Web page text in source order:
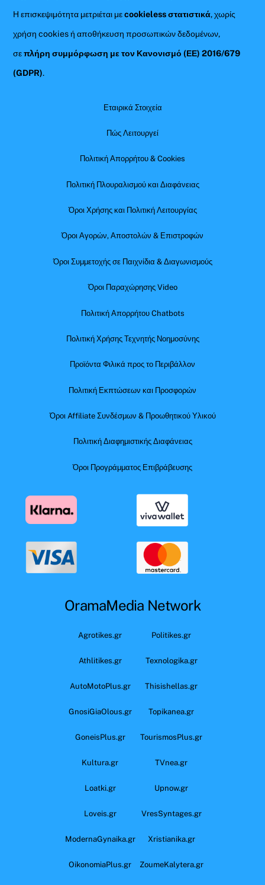
Η επισκεψιμότητα μετριέται μεcookieless στατιστικά, χωρίς
χρήση cookies ή αποθήκευση προσωπικών δεδομένων,
σεπλήρη συμμόρφωση με τον Κανονισμό (ΕΕ) 2016/679
(GDPR).
Εταιρικά Στοιχεία
Πώς Λειτουργεί
Πολιτική Απορρήτου & Cookies
Πολιτική Πλουραλισμού και Διαφάνειας
Όροι Χρήσης και Πολιτική Λειτουργίας
Όροι Αγορών, Αποστολών & Επιστροφών
Όροι Συμμετοχής σε Παιχνίδια & Διαγωνισμούς
Όροι Παραχώρησης Video
Πολιτική Απορρήτου Chatbots
Πολιτική Χρήσης Τεχνητής Νοημοσύνης
Προϊόντα Φιλικά προς το Περιβάλλον
Πολιτική Εκπτώσεων και Προσφορών
Όροι Affiliate Συνδέσμων & Προωθητικού Υλικού
Πολιτική Διαφημιστικής Διαφάνειας
Όροι Προγράμματος Επιβράβευσης
OramaMedia Network
Agrotikes.gr Politikes.gr
Athlitikes.gr Texnologika.gr
AutoMotoPlus.gr Thisishellas.gr
GnosiGiaOlous.gr Topikanea.gr
GoneisPlus.gr TourismosPlus.gr
Kultura.gr TVnea.gr
Loatki.gr Upnow.gr
Loveis.gr VresSyntages.gr
ModernaGynaika.gr Xristianika.gr
OikonomiaPlus.gr ZoumeKalytera.gr